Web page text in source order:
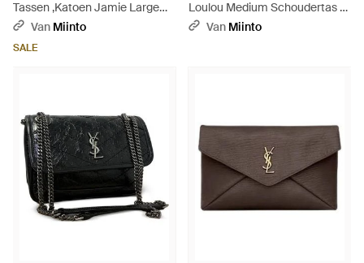
Tassen ,Katoen Jamie Large
Pochon Tas - Naturel
Van Miinto
SALE
Loulou Medium Schoudertas -
Zwart
Van Miinto